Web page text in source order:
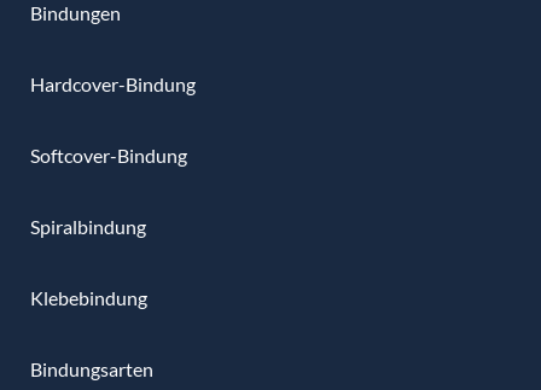
Bindungen
Hardcover-Bindung
Softcover-Bindung
Spiralbindung
Klebebindung
Bindungsarten